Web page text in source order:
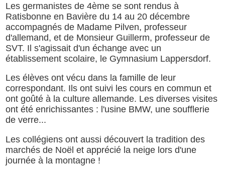
Les germanistes de 4ème se sont rendus à
Ratisbonne en Bavière du 14 au 20 décembre
accompagnés de Madame Pilven, professeur
d'allemand, et de Monsieur Guillerm, professeur de
SVT. Il s'agissait d'un échange avec un
établissement scolaire, le Gymnasium Lappersdorf.
Les élèves ont vécu dans la famille de leur
correspondant. Ils ont suivi les cours en commun et
ont goûté à la culture allemande. Les diverses visites
ont été enrichissantes : l'usine BMW, une soufflerie
de verre...
Les collégiens ont aussi découvert la tradition des
marchés de Noël et apprécié la neige lors d'une
journée à la montagne !